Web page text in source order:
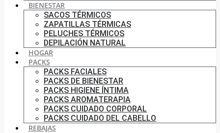
BIENESTAR
SACOS TÉRMICOS
ZAPATILLAS TÉRMICAS
PELUCHES TÉRMICOS
DEPILACIÓN NATURAL
HOGAR
PACKS
PACKS FACIALES
PACKS DE BIENESTAR
PACKS HIGIENE ÍNTIMA
PACKS AROMATERAPIA
PACKS CUIDADO CORPORAL
PACKS CUIDADO DEL CABELLO
REBAJAS